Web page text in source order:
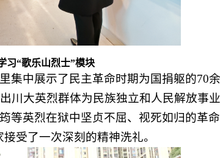
习“歌乐山烈士”模块
集中展示了民主革命时期为国捐躯的70
川大英烈群体为民族独立和人民解放事
等英烈在狱中坚贞不屈、视死如归的革
受了一次深刻的精神洗礼。